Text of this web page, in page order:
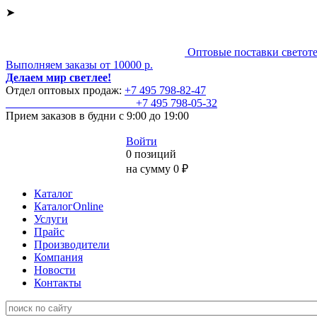
➤
Оптовые поставки
Выполняем заказы от 10000 р.
Делаем мир светлее!
Отдел оптовых продаж: +7 495 798-82-47
+7 495 798-05-32
Прием заказов в будни с 9:00 до 19:00
Войти
0 позиций
на сумму 0 ₽
Каталог
КаталогOnline
Услуги
Прайс
Производители
Компания
Новости
Контакты